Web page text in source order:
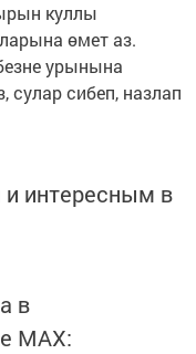
куллы
өмет аз.
урынына
сулар сибеп, назлап
интересным в
в
MАХ: